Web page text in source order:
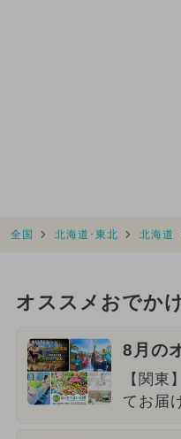
全国 北海道･東北 北海道
オススメおでか
8月の
【関東
てお届